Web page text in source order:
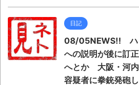
日記
08/05NEWS!! ハ
への説明が後に訂
へとか 大阪・河
容疑者に拳銃発砲